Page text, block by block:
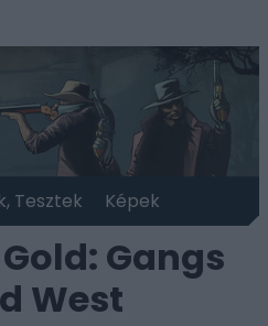
Tesztek Képek
Gangs
West